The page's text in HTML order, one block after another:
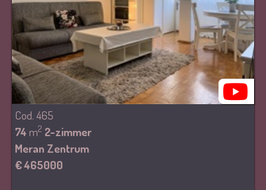
Cod. 465
74 m2 2-zimmer
Meran Zentrum
€ 465000